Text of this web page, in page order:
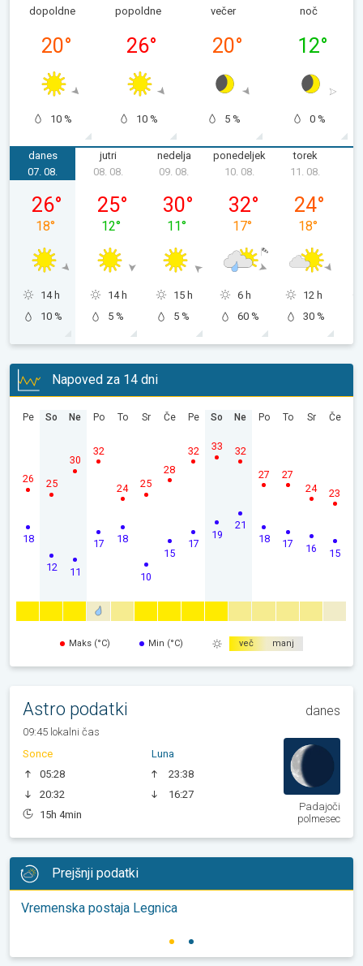
dopoldne
20°
10 %
popoldne
26°
10 %
večer
20°
5 %
noč
12°
0 %
danes
petek, 07. 08.
07. 08.
26°
18°
14 h
10 %
jutri
08. 08.
25°
12°
14 h
5 %
nedelja
09. 08.
30°
11°
15 h
5 %
ponedeljek
10. 08.
32°
17°
6 h
60 %
torek
11. 08.
24°
18°
12 h
30 %
Napoved za 14 dni
Pe
18
26
So
12
25
Ne
11
30
Po
17
32
To
18
24
Sr
10
25
Če
15
28
Pe
17
32
So
19
33
Ne
21
32
Po
18
27
To
17
27
Sr
16
24
Če
15
23
Maks (°C) Min (°C) več manj
Astro podatki danes
09:45 lokalni čas
Sonce
05:28
20:32
15h 4min
Luna
23:38
16:27
Padajoči
polmesec
Prejšnji podatki
Vremenska postaja Legnica